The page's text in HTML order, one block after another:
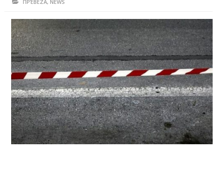
ΗΠΕΙΡΟΣ
ΠΡΕΒΕΖΑ
ΑΡΤΑ
ΙΩΑΝΝΙΝΑ
ΘΕΣΠΡΩΤΙΑ
ΙΟΝΙΑ ΝΗΣΙΑ
ΚΑΙ ΕΛΛΑΔΑ
ΥΓΕΙΑ-ΟΜΟΡΦΙΑ
ΠΡΈΒΕΖΑ, NEWS